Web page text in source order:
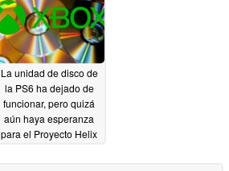
La unidad de disco de
la PS6 ha dejado de
funcionar, pero quizá
aún haya esperanza
para el Proyecto Helix